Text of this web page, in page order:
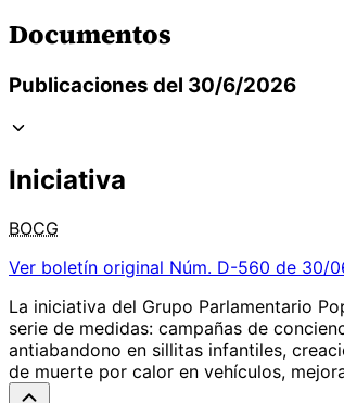
Documentos
Publicaciones del 30/6/2026
Iniciativa
BOCG
Ver boletín original Núm. D-560 de 30/
La iniciativa del Grupo Parlamentario
serie de medidas: campañas de
antiabandono en sillitas infantiles,
de muerte por calor en vehículos,